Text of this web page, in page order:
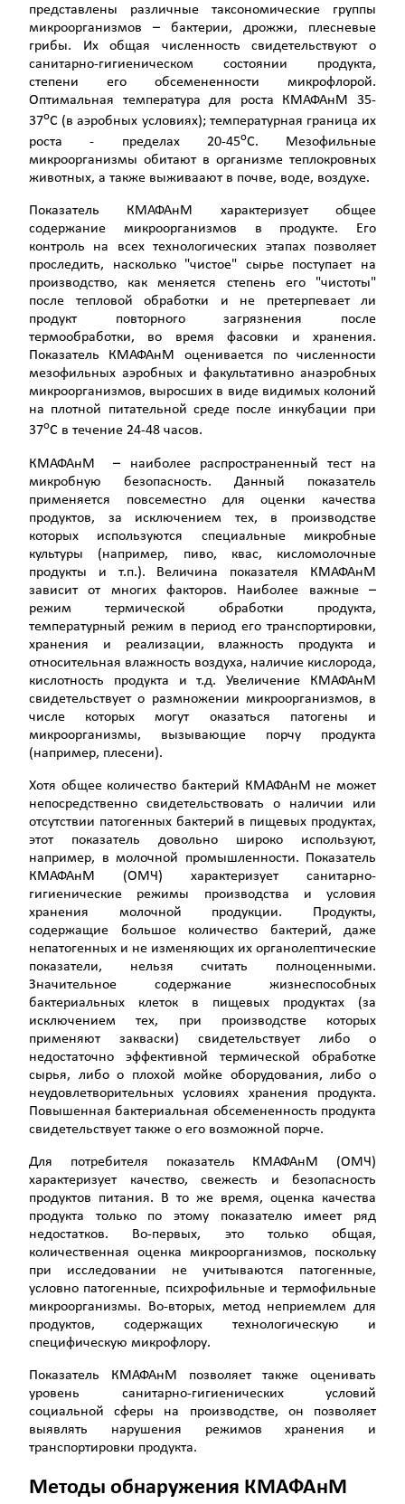
представлены различные таксономические группы
микроорганизмов – бактерии, дрожжи, плесневые
грибы. Их общая численность свидетельствуют о
санитарно-гигиеническом состоянии продукта,
степени его обсемененности микрофлорой.
Оптимальная температура для роста КМАФАнМ 35-
37оС (в аэробных условиях); температурная граница их
роста - пределах 20-45оС. Мезофильные
микроорганизмы обитают в организме теплокровных
животных, а также выживаают в почве, воде, воздухе.
Показатель КМАФАнМ характеризует общее
содержание микроорганизмов в продукте. Его
контроль на всех технологических этапах позволяет
проследить, насколько "чистое" сырье поступает на
производство, как меняется степень его "чистоты"
после тепловой обработки и не претерпевает ли
продукт повторного загрязнения после
термообработки, во время фасовки и хранения.
Показатель КМАФАнМ оценивается по численности
мезофильных аэробных и факультативно анаэробных
микроорганизмов, выросших в виде видимых колоний
на плотной питательной среде после инкубации при
37оС в течение 24-48 часов.
КМАФАнМ – наиболее распространенный тест на
микробную безопасность. Данный показатель
применяется повсеместно для оценки качества
продуктов, за исключением тех, в производстве
которых используются специальные микробные
культуры (например, пиво, квас, кисломолочные
продукты и т.п.). Величина показателя КМАФАнМ
зависит от многих факторов. Наиболее важные –
режим термической обработки продукта,
температурный режим в период его транспортировки,
хранения и реализации, влажность продукта и
относительная влажность воздуха, наличие кислорода,
кислотность продукта и т.д. Увеличение КМАФАнМ
свидетельствует о размножении микроорганизмов, в
числе которых могут оказаться патогены и
микроорганизмы, вызывающие порчу продукта
(например, плесени).
Хотя общее количество бактерий КМАФАнМ не может
непосредственно свидетельствовать о наличии или
отсутствии патогенных бактерий в пищевых продуктах,
этот показатель довольно широко используют,
например, в молочной промышленности. Показатель
КМАФАнМ (ОМЧ) характеризует санитарно-
гигиенические режимы производства и условия
хранения молочной продукции. Продукты,
содержащие большое количество бактерий, даже
непатогенных и не изменяющих их органолептические
показатели, нельзя считать полноценными.
Значительное содержание жизнеспособных
бактериальных клеток в пищевых продуктах (за
исключением тех, при производстве которых
применяют закваски) свидетельствует либо о
недостаточно эффективной термической обработке
сырья, либо о плохой мойке оборудования, либо о
неудовлетворительных условиях хранения продукта.
Повышенная бактериальная обсемененность продукта
свидетельствует также о его возможной порче.
Для потребителя показатель КМАФАнМ (ОМЧ)
характеризует качество, свежесть и безопасность
продуктов питания. В то же время, оценка качества
продукта только по этому показателю имеет ряд
недостатков. Во-первых, это только общая,
количественная оценка микроорганизмов, поскольку
при исследовании не учитываются патогенные,
условно патогенные, психрофильные и термофильные
микроорганизмы. Во-вторых, метод неприемлем для
продуктов, содержащих технологическую и
специфическую микрофлору.
Показатель КМАФАнМ позволяет также оценивать
уровень санитарно-гигиенических условий
социальной сферы на производстве, он позволяет
выявлять нарушения режимов хранения и
транспортировки продукта.
Методы обнаружения КМАФАнМ